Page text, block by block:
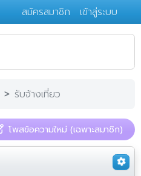
สมัครสมาชิก เข้าสู่ระบบ
รับจ้างเที่ยว
โพสข้อความใหม่ (เฉพาะสมาชิก)